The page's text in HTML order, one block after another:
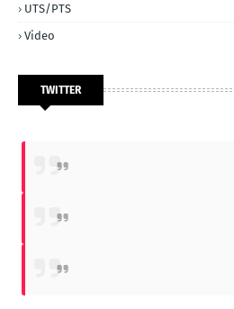
UTS/PTS
Video
TWITTER